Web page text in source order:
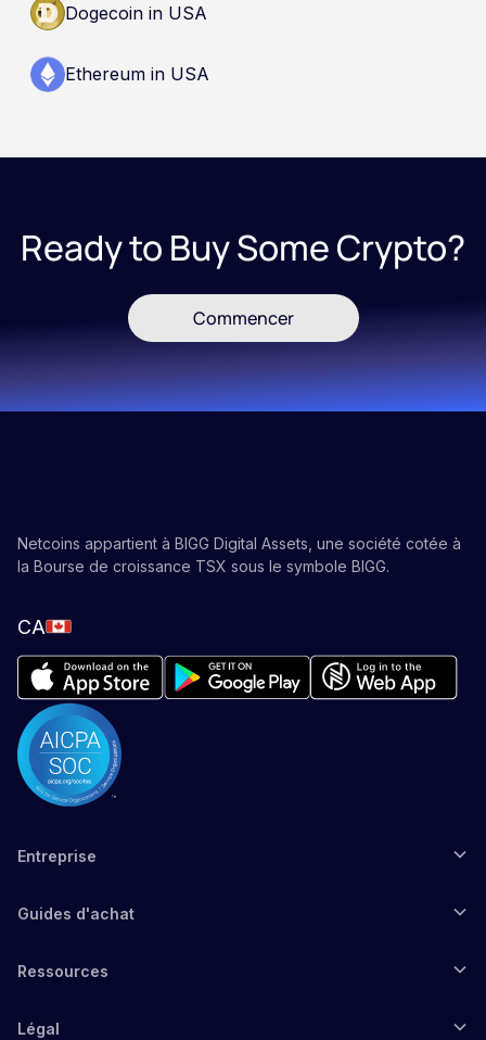
Dogecoin in USA
Ethereum in USA
Ready to Buy Some Crypto?
Commencer
Netcoins appartient à BIGG Digital Assets, une société cotée à
la Bourse de croissance TSX sous le symbole BIGG.
CA
Entreprise
Guides d'achat
Ressources
Légal